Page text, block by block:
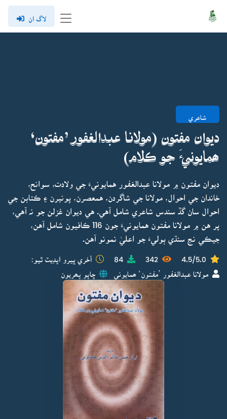
لاگ ان
شاعري
ديوان مفتون (مولانا عبدالغفور ’مفتون‘
ھمايونيءَ جو ڪلام)
ديوان مفتون ۾ مولانا عبدالغفور همايونيءَ جي ولادت، سوانح،
خاندان جي احوال، مولانا جي شاگردن، همعصرن، پونيرن ۽ ڪتابن جي
احوال سان گڏ سندس شاعري شامل آهي. هي ديوان غزلن جو نہ آهي،
پر هن ۾ مولانا مفتون همايونيءَ جون 116 ڪافيون شامل آهن،
جيڪي نج سنڌي ٻوليءَ جو اعليٰ نمونو آهن.
4.5/5.0
342
84 آخري ڀيرو اپڊيٽ ٿيو:
مولانا عبدالغفور ’مفتون‘ ھمايوني ڇاپو پھريون